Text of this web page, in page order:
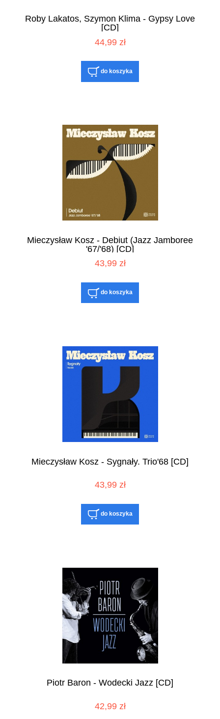
Roby Lakatos, Szymon Klima - Gypsy Love
[CD]
44,99 zł
do koszyka
Mieczysław Kosz - Debiut (Jazz Jamboree
'67/'68) [CD]
43,99 zł
do koszyka
Mieczysław Kosz - Sygnały. Trio'68 [CD]
43,99 zł
do koszyka
Piotr Baron - Wodecki Jazz [CD]
42,99 zł